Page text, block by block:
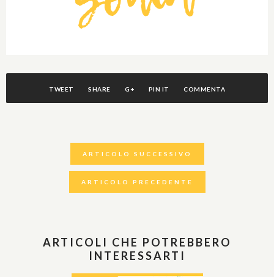
TWEET SHARE G+ PIN IT COMMENTA
ARTICOLO SUCCESSIVO
ARTICOLO PRECEDENTE
ARTICOLI CHE POTREBBERO
INTERESSARTI